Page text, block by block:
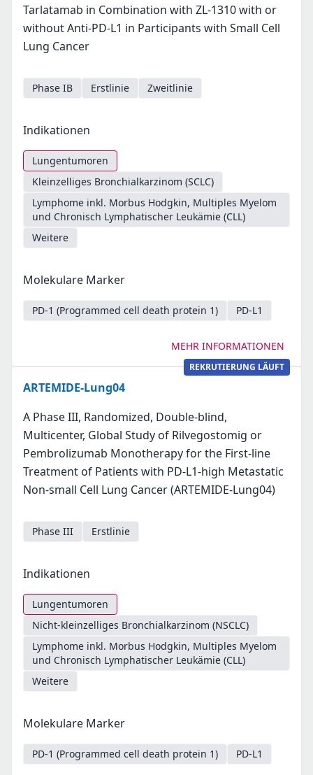
Tarlatamab in Combination with ZL-1310 with or
without Anti-PD-L1 in Participants with Small Cell
Lung Cancer
Phase IB Erstlinie Zweitlinie
Indikationen
Lungentumoren
Kleinzelliges Bronchialkarzinom (SCLC)
Lymphome inkl. Morbus Hodgkin, Multiples Myelom
und Chronisch Lymphatischer Leukämie (CLL)
Weitere
Molekulare Marker
PD-1 (Programmed cell death protein 1) PD-L1
MEHR INFORMATIONEN
REKRUTIERUNG LÄUFT
ARTEMIDE-Lung04
A Phase III, Randomized, Double-blind,
Multicenter, Global Study of Rilvegostomig or
Pembrolizumab Monotherapy for the First-line
Treatment of Patients with PD-L1-high Metastatic
Non-small Cell Lung Cancer (ARTEMIDE-Lung04)
Phase III Erstlinie
Indikationen
Lungentumoren
Nicht-kleinzelliges Bronchialkarzinom (NSCLC)
Lymphome inkl. Morbus Hodgkin, Multiples Myelom
und Chronisch Lymphatischer Leukämie (CLL)
Weitere
Molekulare Marker
PD-1 (Programmed cell death protein 1) PD-L1